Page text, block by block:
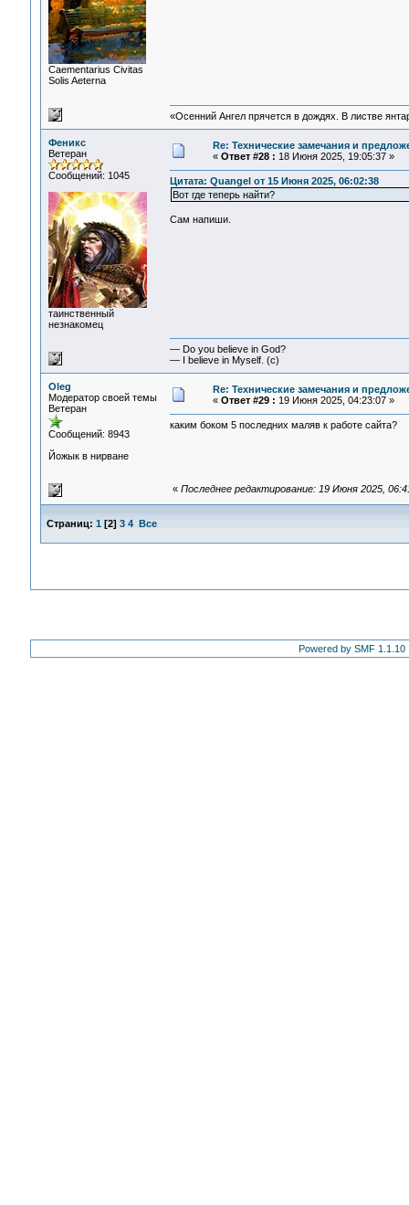
Сaementarius Civitas
Solis Aeterna
«Осенний Ангел прячется в дождях. В листве
Феникс
Ветеран
Сообщений: 1045
таинственный
незнакомец
Re: Технические замечания и
« Ответ #28 : 18 Июня 2025, 19:05:37 »
Цитата: Quangel от 15 Июня 2025, 06:02:38
Вот где теперь найти?
Сам напиши.
— Do you believe in God?
— I believe in Myself. (c)
Oleg
Модератор своей темы
Ветеран
Сообщений: 8943
Йожык в нирване
Re: Технические замечания и
« Ответ #29 : 19 Июня 2025, 04:23:07 »
каким боком 5 последних маляв к работе сайта?
« Последнее редактирование: 19 Июня 2025,
Страниц: 1 [2] 3 4 Все
Powered by SMF 1.1.10